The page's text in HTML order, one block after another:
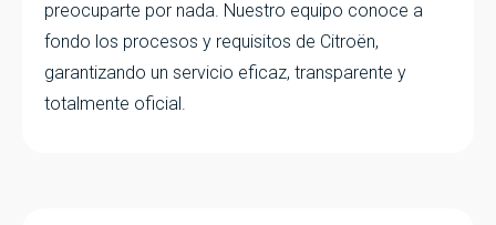
preocuparte por nada. Nuestro equipo conoce a
fondo los procesos y requisitos de Citroën,
garantizando un servicio eficaz, transparente y
totalmente oficial.